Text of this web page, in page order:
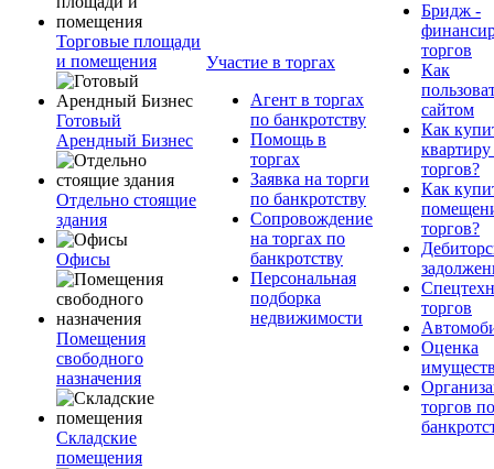
Торговые площади
и помещения
Готовый
Арендный Бизнес
Отдельно стоящие
здания
Офисы
Помещения
свободного
назначения
Складские
помещения
Участие в торгах
Агент в торгах
по банкротству
Помощь в
торгах
Заявка на торги
по банкротству
Сопровождение
на торгах по
банкротству
Персональная
подборка
недвижимости
Бридж -
торгов
Как
сайтом
Как
квартиру
торгов?
Как
торгов?
торгов
Оценка
торгов по